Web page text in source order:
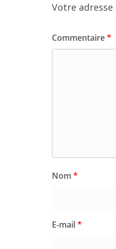
Votre
Commentaire*
Nom *
E-mail*